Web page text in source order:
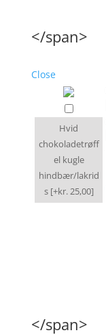
</span>
Close
Hvid
chokoladetrøff
el kugle
hindbær/lakrid
s [+kr. 25,00]
</span>